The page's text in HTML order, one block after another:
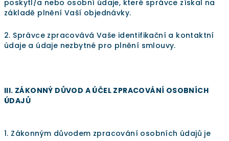
poskytl/a nebo osobní údaje, které správce získal na
základě plnění Vaší objednávky.
2. Správce zpracovává Vaše identifikační a kontaktní
údaje a údaje nezbytné pro plnění smlouvy.
III. ZÁKONNÝ DŮVOD A ÚČEL ZPRACOVÁNÍ OSOBNÍCH
ÚDAJŮ
1. Zákonným důvodem zpracování osobních údajů je